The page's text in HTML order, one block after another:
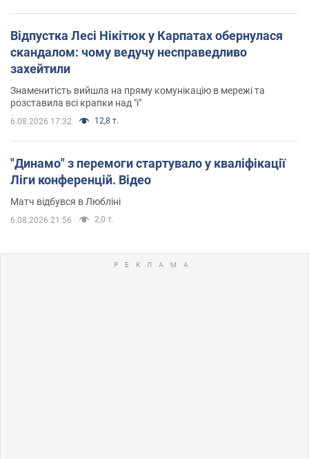
Відпустка Лесі Нікітюк у Карпатах обернулася
скандалом: чому ведучу несправедливо
захейтили
Знаменитість вийшла на пряму комунікацію в мережі та
розставила всі крапки над "і"
6.08.2026 17:32 12,8 т.
"Динамо" з перемоги стартувало у кваліфікації
Ліги конференцій. Відео
Матч відбувся в Любліні
6.08.2026 21:56 2,0 т.